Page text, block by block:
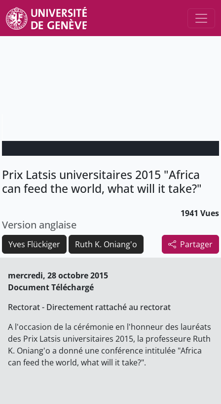
Prix Latsis universitaires 2015 "Africa
can feed the world, what will it take?"
1941 Vues
Version anglaise
Partager
Yves Flückiger Ruth K. Oniang'o
mercredi, 28 octobre 2015
Document Téléchargé
Rectorat - Directement rattaché au rectorat
A l'occasion de la cérémonie en l'honneur des lauréats
des Prix Latsis universitaires 2015, la professeure Ruth
K. Oniang'o a donné une conférence intitulée "Africa
can feed the world, what will it take?".